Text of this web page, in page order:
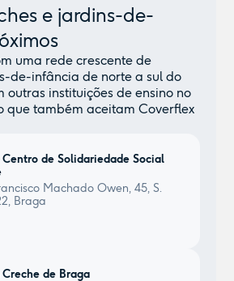
e jardins-de-
uma rede crescente de
de-infância de norte a sul do
outras instituições de ensino no
que também aceitam Coverflex
de Solidariedade Social
Machado Owen, 45, S.
Braga
de Braga